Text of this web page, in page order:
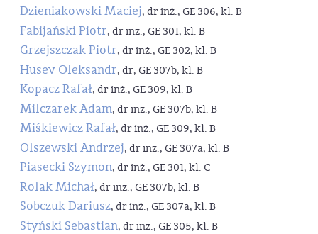
Dzieniakowski Maciej, dr inż., GE 306, kl. B
Fabijański Piotr, dr inż., GE 301, kl. B
Grzejszczak Piotr, dr inż., GE 302, kl. B
Husev Oleksandr, dr, GE 307b, kl. B
Kopacz Rafał, dr inż., GE 309, kl. B
Milczarek Adam, dr inż., GE 307b, kl. B
Miśkiewicz Rafał, dr inż., GE 309, kl. B
Olszewski Andrzej, dr inż., GE 307a, kl. B
Piasecki Szymon, dr inż., GE 301, kl. C
Rolak Michał, dr inż., GE 307b, kl. B
Sobczuk Dariusz, dr inż., GE 307a, kl. B
Styński Sebastian, dr inż., GE 305, kl. B